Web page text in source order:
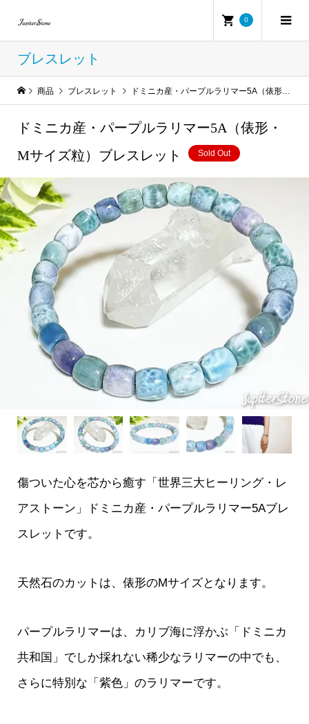
0
ブレスレット
商品 ブレスレット ドミニカ産・パープルラリマー5A（俵形・Mサイズ粒）ブレスレット
ドミニカ産・パープルラリマー5A（俵形・
Mサイズ粒）ブレスレット
Sold Out
傷ついた心を芯から癒す「世界三大ヒーリング・レ
アストーン」ドミニカ産・パープルラリマー5Aブレ
スレットです。
天然石のカットは、俵形のMサイズとなります。
パープルラリマーは、カリブ海に浮かぶ「ドミニカ
共和国」でしか採れない稀少なラリマーの中でも、
さらに特別な「紫色」のラリマーです。